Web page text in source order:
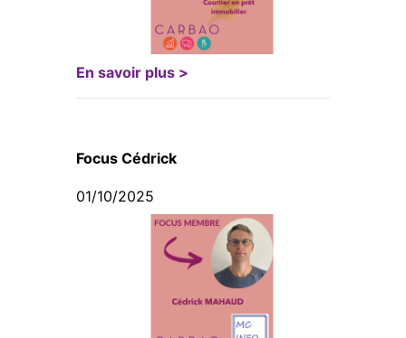
En savoir plus >
Focus Cédrick
01/10/2025